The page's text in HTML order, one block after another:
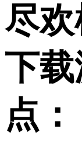
尽
下
点：